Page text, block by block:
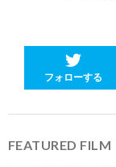
フォローする
FEATURED FILM